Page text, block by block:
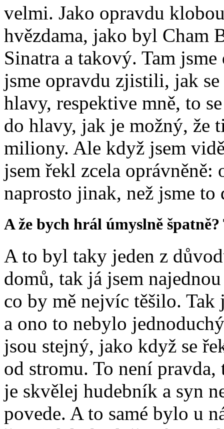
velmi. Jako opravdu
hvězdama, jako byl Cham
Sinatra a takový. Tam
jsme opravdu zjistili, jak
hlavy, respektive mně, to
do hlavy, jak je možný, že
miliony. Ale když jsem
jsem řekl zcela
naprosto jinak, než jsme to
A že bych hrál úmyslně špatně?
A to byl taky jeden z
domů, tak já jsem
co by mě nejvíc těšilo. Tak
a ono to nebylo
jsou stejný, jako když se
od stromu. To není pravda,
je skvělej hudebník a syn
povede. A to samé bylo u